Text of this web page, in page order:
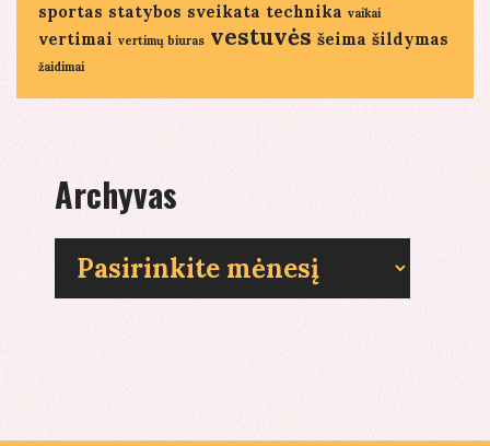
sportas statybos sveikata technika vaikai
vertimai vertimų biuras vestuvės šeima šildymas
žaidimai
Archyvas